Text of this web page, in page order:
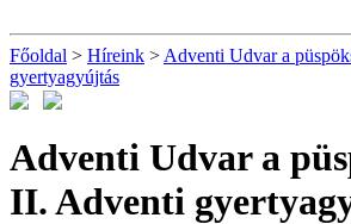
Főoldal > Híreink > Adventi Udvar a
gyertyagyújtás
Adventi Udvar a
II. Adventi